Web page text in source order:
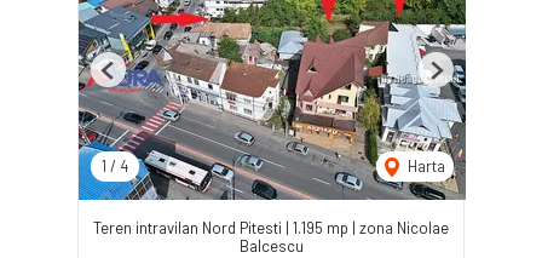
1 / 4 Harta
Previous Next
Teren intravilan Nord Pitesti | 1.195 mp | zona Nicolae
Balcescu